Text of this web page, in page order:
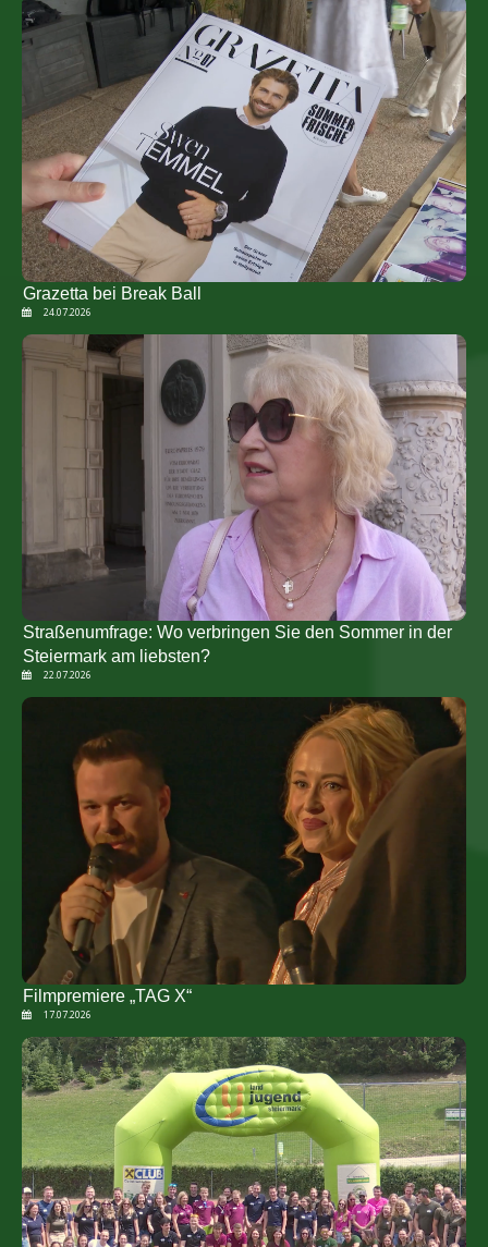
Grazetta bei Break Ball
24.07.2026
Straßenumfrage: Wo verbringen Sie den Sommer in der
Steiermark am liebsten?
22.07.2026
Filmpremiere „TAG X“
17.07.2026